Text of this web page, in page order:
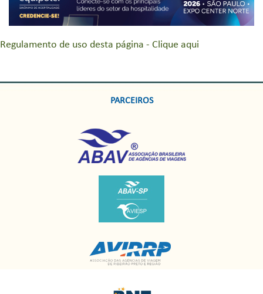
Regulamento de uso desta página - Clique aqui
PARCEIROS